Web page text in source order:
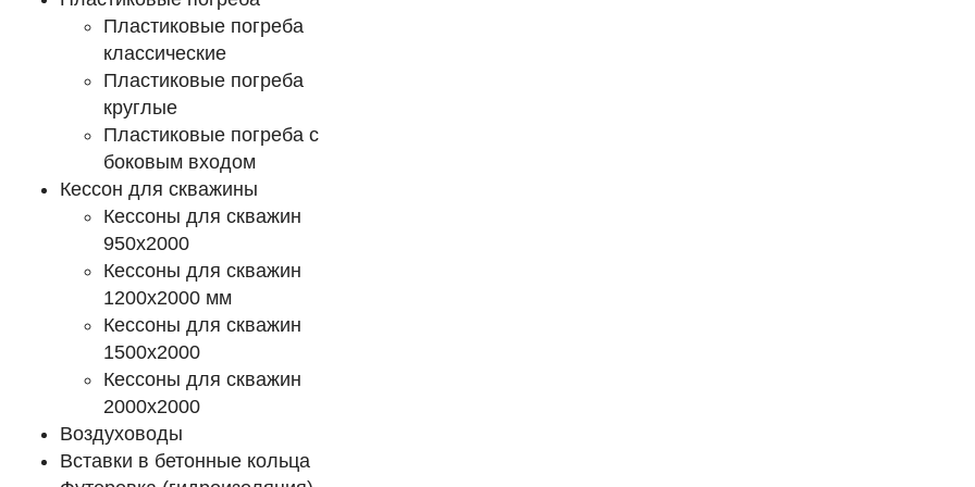
Пластиковые погреба
классические
Пластиковые погреба
круглые
Пластиковые погреба с
боковым входом
Кессон для скважины
Кессоны для скважин
950х2000
Кессоны для скважин
1200х2000 мм
Кессоны для скважин
1500х2000
Кессоны для скважин
2000х2000
Воздуховоды
Вставки в бетонные кольца